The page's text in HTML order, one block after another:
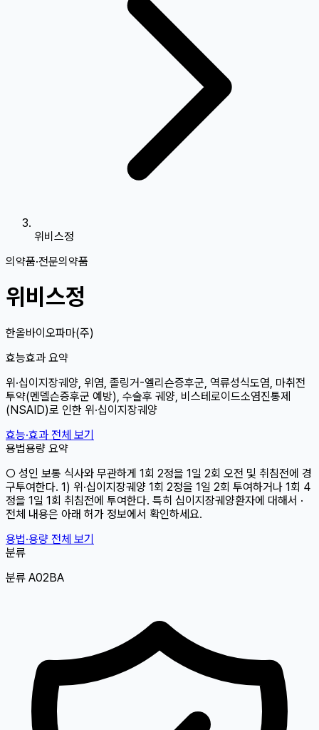
위비스정
의약품·전문의약품
위비스정
한올바이오파마(주)
효능효과 요약
위·십이지장궤양, 위염, 졸링거-엘리슨증후군, 역류성식도염, 마취전
투약(멘델슨증후군 예방), 수술후 궤양, 비스테로이드소염진통제
(NSAID)로 인한 위·십이지장궤양
효능·효과 전체 보기
용법용량 요약
○ 성인 보통 식사와 무관하게 1회 2정을 1일 2회 오전 및 취침전에 경
구투여한다. 1) 위·십이지장궤양 1회 2정을 1일 2회 투여하거나 1회 4
정을 1일 1회 취침전에 투여한다. 특히 십이지장궤양환자에 대해서 ·
전체 내용은 아래 허가 정보에서 확인하세요.
용법·용량 전체 보기
분류
분류 A02BA